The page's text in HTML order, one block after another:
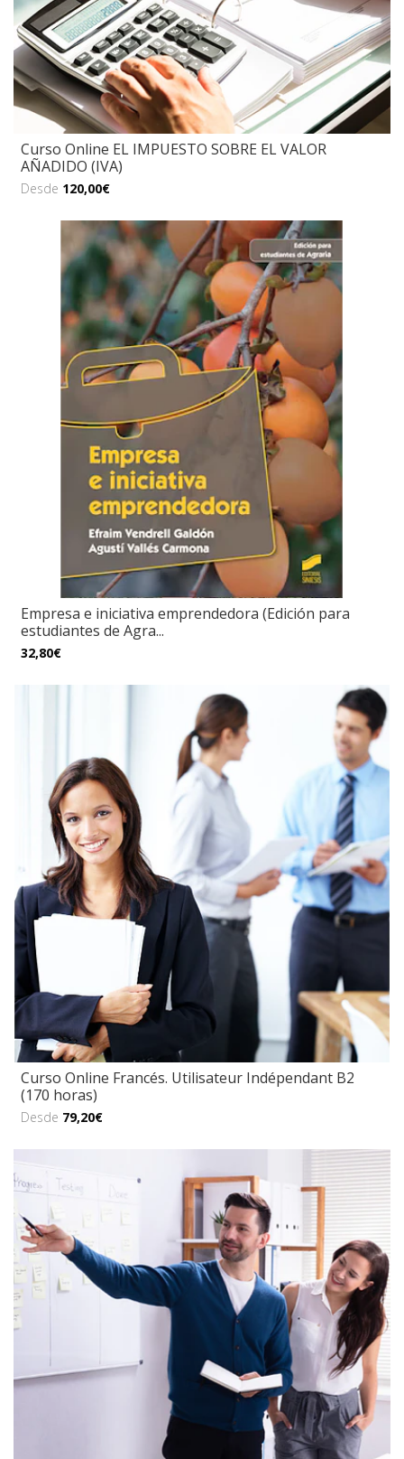
Curso Online EL IMPUESTO SOBRE EL VALOR
AÑADIDO (IVA)
Desde 120,00€
Empresa e iniciativa emprendedora (Edición para
estudiantes de Agra...
32,80€
Curso Online Francés. Utilisateur Indépendant B2
(170 horas)
Desde 79,20€